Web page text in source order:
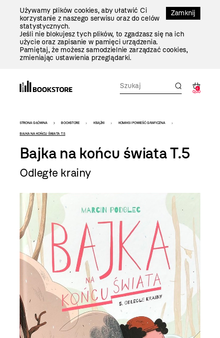
Zamknij
Używamy plików cookies, aby ułatwić Ci
korzystanie z naszego serwisu oraz do celów
statystycznych.
Jeśli nie blokujesz tych plików, to zgadzasz się na ich
użycie oraz zapisanie w pamięci urządzenia.
Pamiętaj, że możesz samodzielnie zarządzać cookies,
zmieniając ustawienia przeglądarki.
0
0,00
Bookstore
-
szablon
szczegóły
STRONA GŁÓWNA BOOKSTORE KSIĄŻKI KOMIKS I POWIEŚĆ GRAFICZNA
BAJKA NA KOŃCU ŚWIATA T.5
Bajka na końcu świata T.5
Odległe krainy